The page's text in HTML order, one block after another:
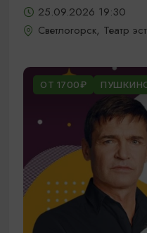
25.09.2026 19:30
Светлогорск, Театр
ОТ 1700₽